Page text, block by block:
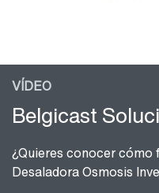
VÍDEO
Belgicast
¿Quieres conocer cómo
Desaladora Osmosis